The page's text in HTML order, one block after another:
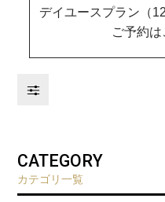
デイユースプラン（
ご予約
CATEGORY
カテゴリ一覧